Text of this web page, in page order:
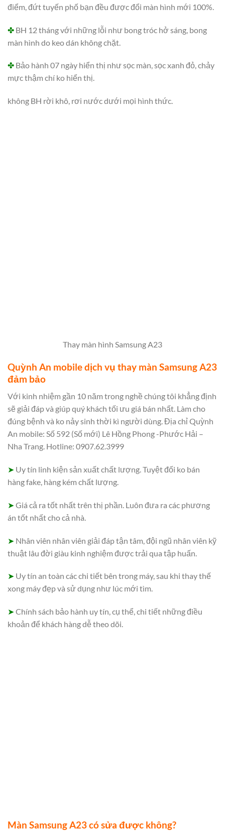
điểm, đứt tuyến phố bạn đều được đổi màn hình mới 100%.
✤ BH 12 tháng với những lỗi như bong tróc hở sáng, bong
màn hình do keo dán không chặt.
✤ Bảo hành 07 ngày hiển thị như sọc màn, sọc xanh đỏ, chảy
mực thậm chí ko hiển thị.
không BH rời khô, rơi nước dưới mọi hình thức.
Thay màn hình Samsung A23
Quỳnh An mobile dịch vụ thay màn Samsung A23
đảm bảo
Với kinh nhiệm gần 10 năm trong nghề chúng tôi khẳng định
sẽ giải đáp và giúp quý khách tối ưu giá bán nhất. Làm cho
đúng bệnh và ko nảy sinh thời kì người dùng. Địa chỉ Quỳnh
An mobile: Số 592 (Số mới) Lê Hồng Phong -Phước Hải –
Nha Trang. Hotline: 0907.62.3999
➤ Uy tín linh kiện sản xuất chất lượng. Tuyệt đối ko bán
hàng fake, hàng kém chất lượng.
➤Giá cả ra tốt nhất trên thị phần. Luôn đưa ra các phương
án tốt nhất cho cả nhà.
➤ Nhân viên nhân viên giải đáp tận tâm, đội ngũ nhân viên kỹ
thuật lâu đời giàu kinh nghiệm được trải qua tập huấn.
➤ Uy tín an toàn các chi tiết bên trong máy, sau khi thay thế
xong máy đẹp và sử dụng như lúc mới tìm.
➤Chính sách bảo hành uy tín, cụ thể, chi tiết những điều
khoản để khách hàng dễ theo dõi.
Màn Samsung A23 có sửa được không?